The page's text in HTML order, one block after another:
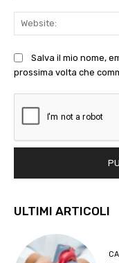
Salva il mio nome,
prossima volta che
ULTIMI ARTICOLI